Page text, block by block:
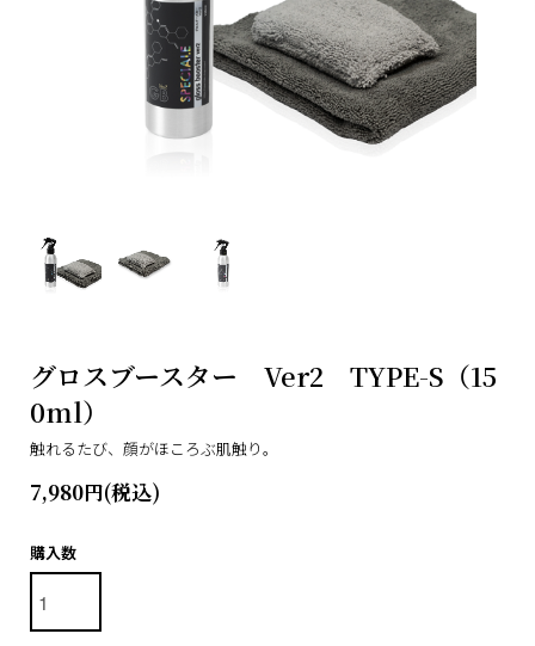
グロスブースター Ver2 TYPE-S（15
0ml）
触れるたび、顔がほころぶ肌触り。
7,980円(税込)
購入数